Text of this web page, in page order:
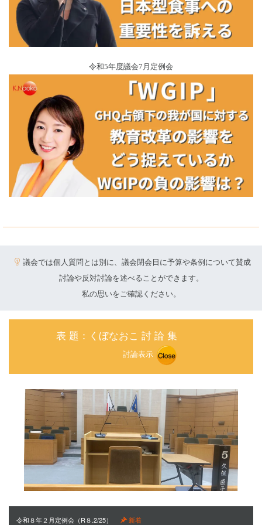
令和5年度議会7月定例会
議会では個人質問とは別に、議会閉会日に予算や条例について賛成
討論や反対討論を述べることができます。
私の思いをご確認ください。
表 題：くぼなおこ 討 論 集
討論表示
令和８年２月定例会（R８.2/25） 新着